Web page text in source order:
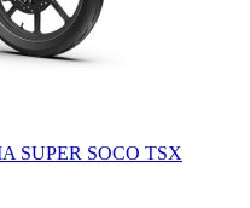
SUPER SOCO TSX